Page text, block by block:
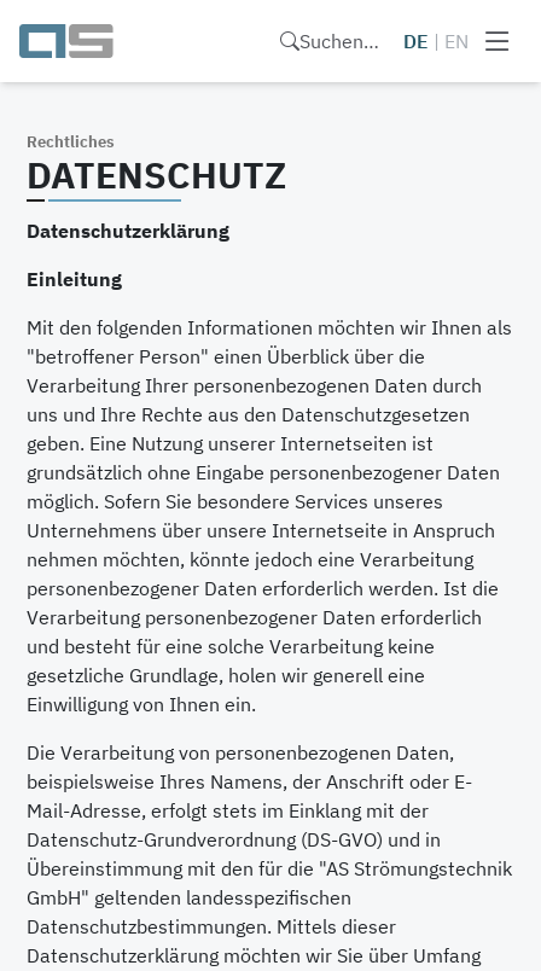
Suchen… DE | EN
Rechtliches
DATENSCHUTZ
Datenschutzerklärung
Einleitung
Mit den folgenden Informationen möchten wir Ihnen als
"betroffener Person" einen Überblick über die
Verarbeitung Ihrer personenbezogenen Daten durch
uns und Ihre Rechte aus den Datenschutzgesetzen
geben. Eine Nutzung unserer Internetseiten ist
grundsätzlich ohne Eingabe personenbezogener Daten
möglich. Sofern Sie besondere Services unseres
Unternehmens über unsere Internetseite in Anspruch
nehmen möchten, könnte jedoch eine Verarbeitung
personenbezogener Daten erforderlich werden. Ist die
Verarbeitung personenbezogener Daten erforderlich
und besteht für eine solche Verarbeitung keine
gesetzliche Grundlage, holen wir generell eine
Einwilligung von Ihnen ein.
Die Verarbeitung von personenbezogenen Daten,
beispielsweise Ihres Namens, der Anschrift oder E-
Mail-Adresse, erfolgt stets im Einklang mit der
Datenschutz-Grundverordnung (DS-GVO) und in
Übereinstimmung mit den für die "AS Strömungstechnik
GmbH" geltenden landesspezifischen
Datenschutzbestimmungen. Mittels dieser
Datenschutzerklärung möchten wir Sie über Umfang